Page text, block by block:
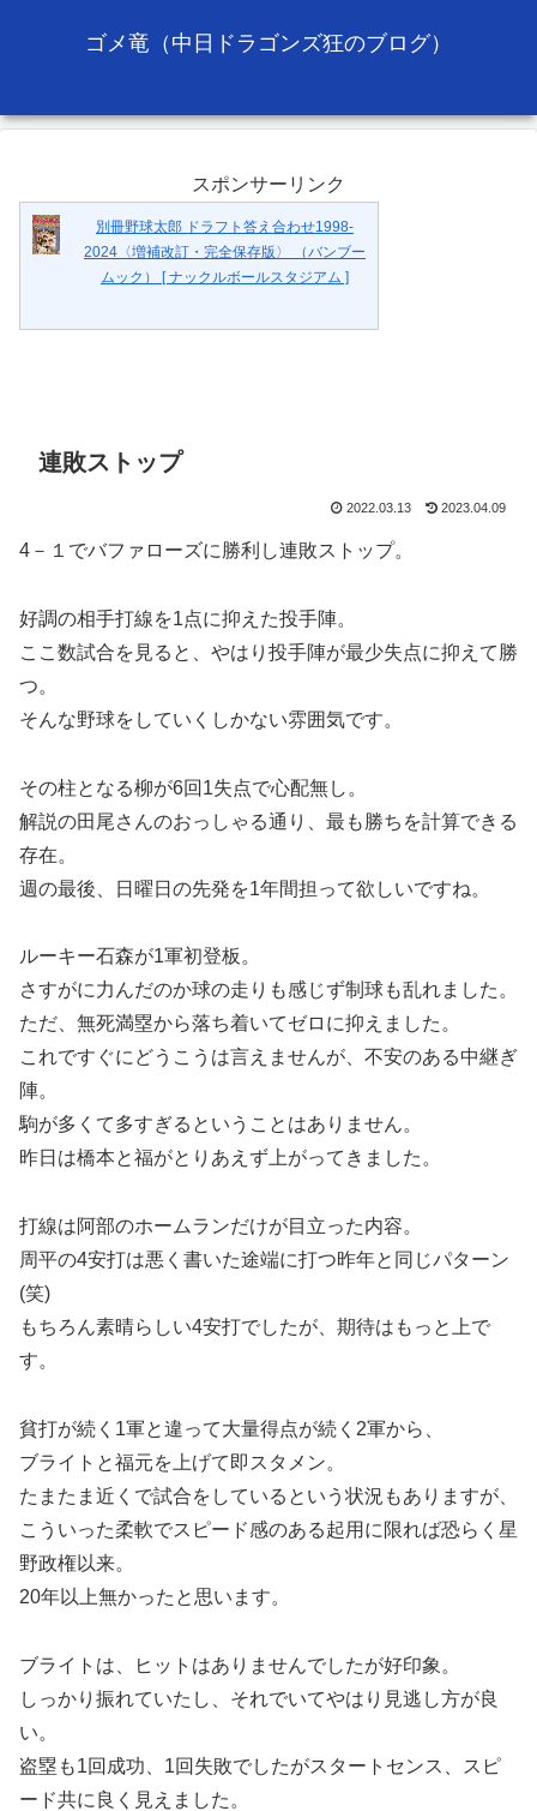
ゴメ竜（中日ドラゴンズ狂のブログ）
スポンサーリンク
別冊野球太郎 ドラフト答え合わせ1998-
2024〈増補改訂・完全保存版〉 （バンブー
ムック） [ ナックルボールスタジアム ]
連敗ストップ
2022.03.13 2023.04.09
4－１でバファローズに勝利し連敗ストップ。
好調の相手打線を1点に抑えた投手陣。
ここ数試合を見ると、やはり投手陣が最少失点に抑えて勝
つ。
そんな野球をしていくしかない雰囲気です。
その柱となる柳が6回1失点で心配無し。
解説の田尾さんのおっしゃる通り、最も勝ちを計算できる
存在。
週の最後、日曜日の先発を1年間担って欲しいですね。
ルーキー石森が1軍初登板。
さすがに力んだのか球の走りも感じず制球も乱れました。
ただ、無死満塁から落ち着いてゼロに抑えました。
これですぐにどうこうは言えませんが、不安のある中継ぎ
陣。
駒が多くて多すぎるということはありません。
昨日は橋本と福がとりあえず上がってきました。
打線は阿部のホームランだけが目立った内容。
周平の4安打は悪く書いた途端に打つ昨年と同じパターン
(笑)
もちろん素晴らしい4安打でしたが、期待はもっと上で
す。
貧打が続く1軍と違って大量得点が続く2軍から、
ブライトと福元を上げて即スタメン。
たまたま近くで試合をしているという状況もありますが、
こういった柔軟でスピード感のある起用に限れば恐らく星
野政権以来。
20年以上無かったと思います。
ブライトは、ヒットはありませんでしたが好印象。
しっかり振れていたし、それでいてやはり見逃し方が良
い。
盗塁も1回成功、1回失敗でしたがスタートセンス、スピ
ード共に良く見えました。